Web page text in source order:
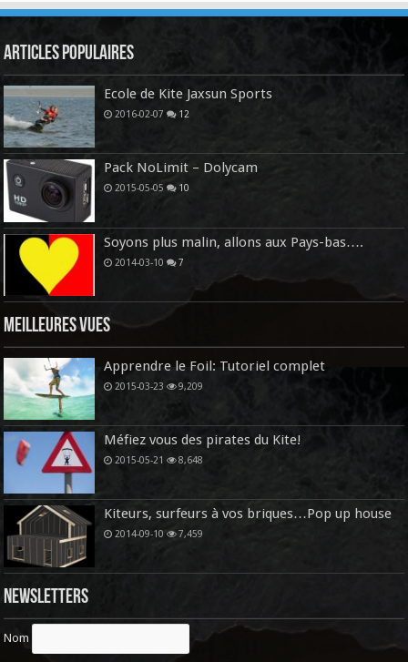
Articles Populaires
Ecole de Kite Jaxsun Sports
2016-02-07 12
Pack NoLimit – Dolycam
2015-05-05 10
Soyons plus malin, allons aux Pays-bas….
2014-03-10 7
Meilleures vues
Apprendre le Foil: Tutoriel complet
2015-03-23 9,209
Méfiez vous des pirates du Kite!
2015-05-21 8,648
Kiteurs, surfeurs à vos briques…Pop up house
2014-09-10 7,459
Newsletters
Nom